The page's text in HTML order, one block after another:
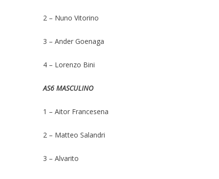
2 – Nuno Vitorino
3 – Ander Goenaga
4 – Lorenzo Bini
AS6 MASCULINO
1 – Aitor Francesena
2 – Matteo Salandri
3 – Alvarito